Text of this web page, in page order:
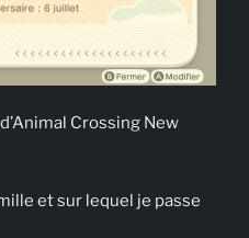
Crossing New
et sur lequel je passe